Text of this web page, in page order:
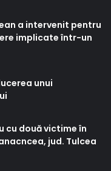
a intervenit pentru
implicate într-un
unui
cu două victime în
jud. Tulcea